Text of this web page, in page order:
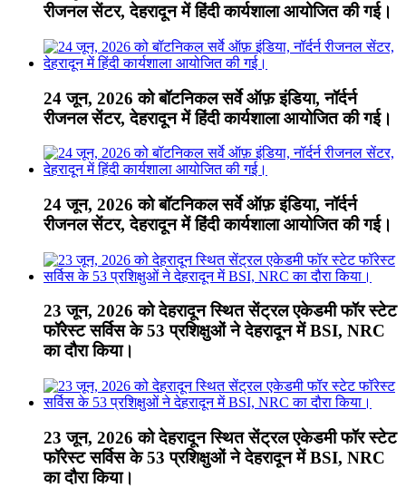
रीजनल सेंटर, देहरादून में हिंदी कार्यशाला आयोजित की गई।
24 जून, 2026 को बॉटनिकल सर्वे ऑफ़ इंडिया, नॉर्दर्न
रीजनल सेंटर, देहरादून में हिंदी कार्यशाला आयोजित की गई।
24 जून, 2026 को बॉटनिकल सर्वे ऑफ़ इंडिया, नॉर्दर्न
रीजनल सेंटर, देहरादून में हिंदी कार्यशाला आयोजित की गई।
23 जून, 2026 को देहरादून स्थित सेंट्रल एकेडमी फॉर स्टेट
फॉरेस्ट सर्विस के 53 प्रशिक्षुओं ने देहरादून में BSI, NRC
का दौरा किया।
23 जून, 2026 को देहरादून स्थित सेंट्रल एकेडमी फॉर स्टेट
फॉरेस्ट सर्विस के 53 प्रशिक्षुओं ने देहरादून में BSI, NRC
का दौरा किया।